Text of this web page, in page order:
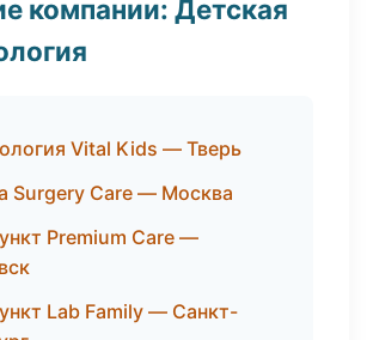
компании: Детская
Vital Kids — Тверь
Surgery Care — Москва
Premium Care —
Lab Family — Санкт-